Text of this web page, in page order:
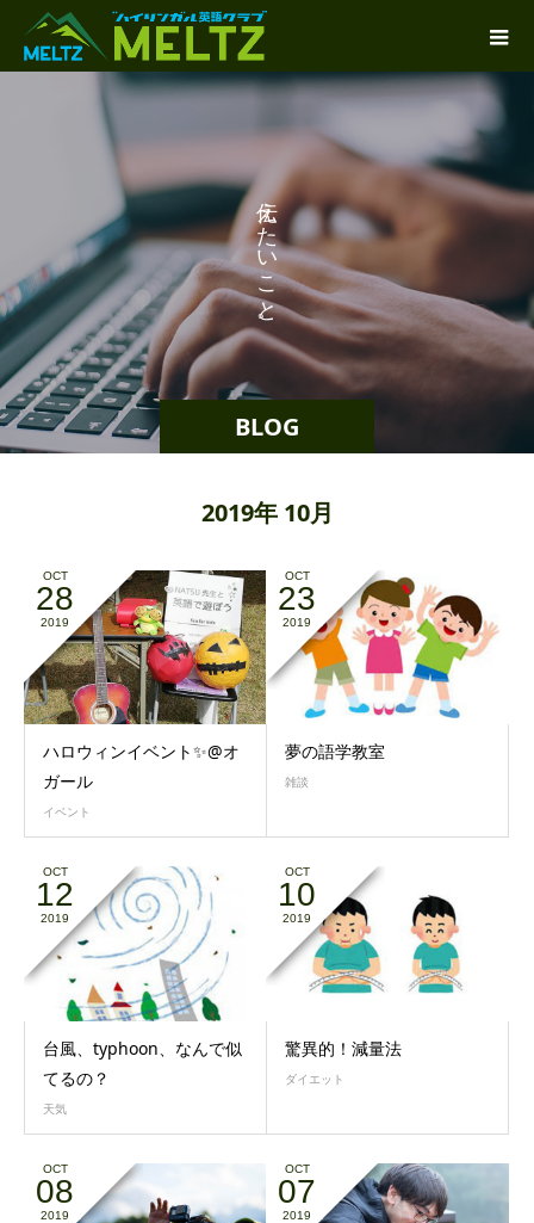
BLOG
え
た
い
こ
と
。
り
2019年 10月
OCT
28
2019
ハロウィンイベント✨@オ
ガール
イベント
OCT
23
2019
夢の語学教室
雑談
OCT
12
2019
台風、typhoon、なんで似
てるの？
天気
OCT
10
2019
驚異的！減量法
ダイエット
OCT
08
2019
OCT
07
2019